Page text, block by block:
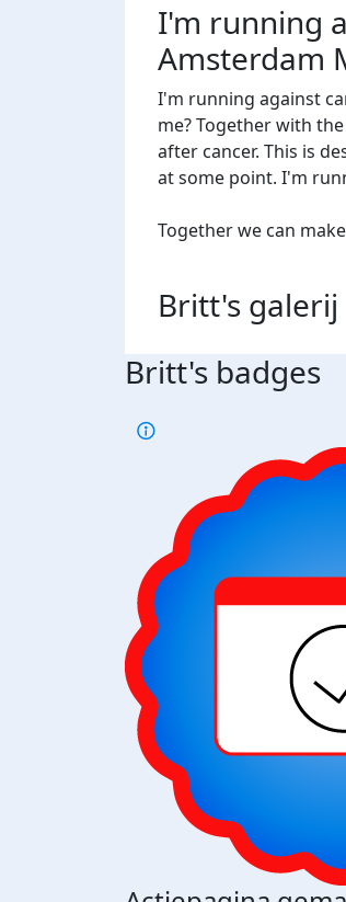
I'm running
Amsterdam
I'm running against
me? Together with
after cancer. This is
at some point. I'm
Together we can
Britt's galerij
Britt's badges